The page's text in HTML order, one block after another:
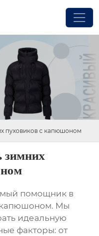
пуховиков с капюшоном
зимних
помощник в
капюшоном. Мы
идеальную
факторы: от